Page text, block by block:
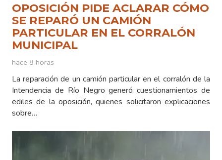
OPOSICIÓN PIDE ACLARAR CÓMO
SE REPARÓ UN CAMIÓN
PARTICULAR EN EL CORRALÓN
MUNICIPAL
hace 8 horas
La reparación de un camión particular en el corralón de la
Intendencia de Río Negro generó cuestionamientos de
ediles de la oposición, quienes solicitaron explicaciones
sobre…